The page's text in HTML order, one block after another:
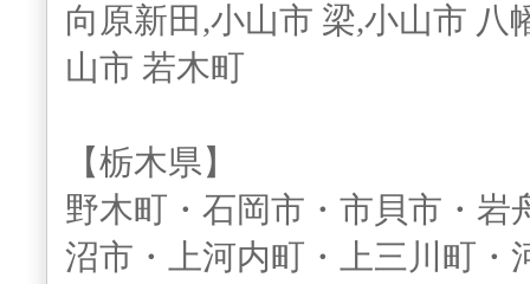
向原新田,小山市 梁,小山市 八
山市 若木町
【栃木県】
野木町・石岡市・市貝市・岩
沼市・上河内町・上三川町・